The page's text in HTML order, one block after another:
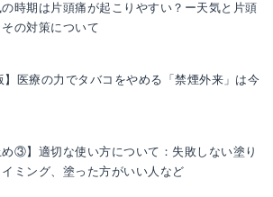
時期は片頭痛が起こりやすい？ー天気と片頭
の対策について
】医療の力でタバコをやめる「禁煙外来」は今
め③】適切な使い方について：失敗しない塗り
ミング、塗った方がいい人など